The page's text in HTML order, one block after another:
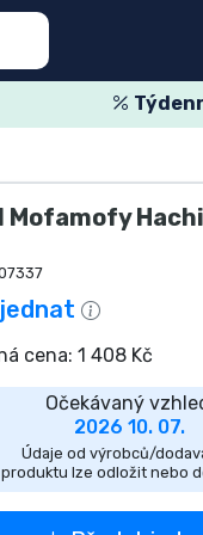
Mofamofy
cena: 1 408 Kč
Očekávaný
2026 10. 07.
Údaje od výrobců/
lze odložit nebo